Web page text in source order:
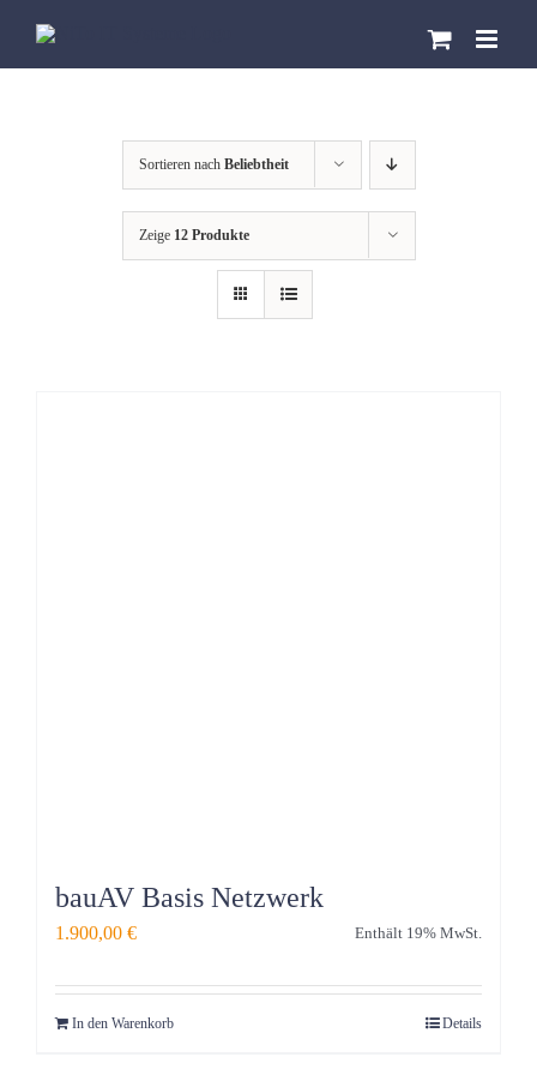
Inhalt
Sortieren nach Beliebtheit
Zeige 12 Produkte
bauAV Basis Netzwerk
1.900,00 € Enthält 19% MwSt.
In den Warenkorb Details